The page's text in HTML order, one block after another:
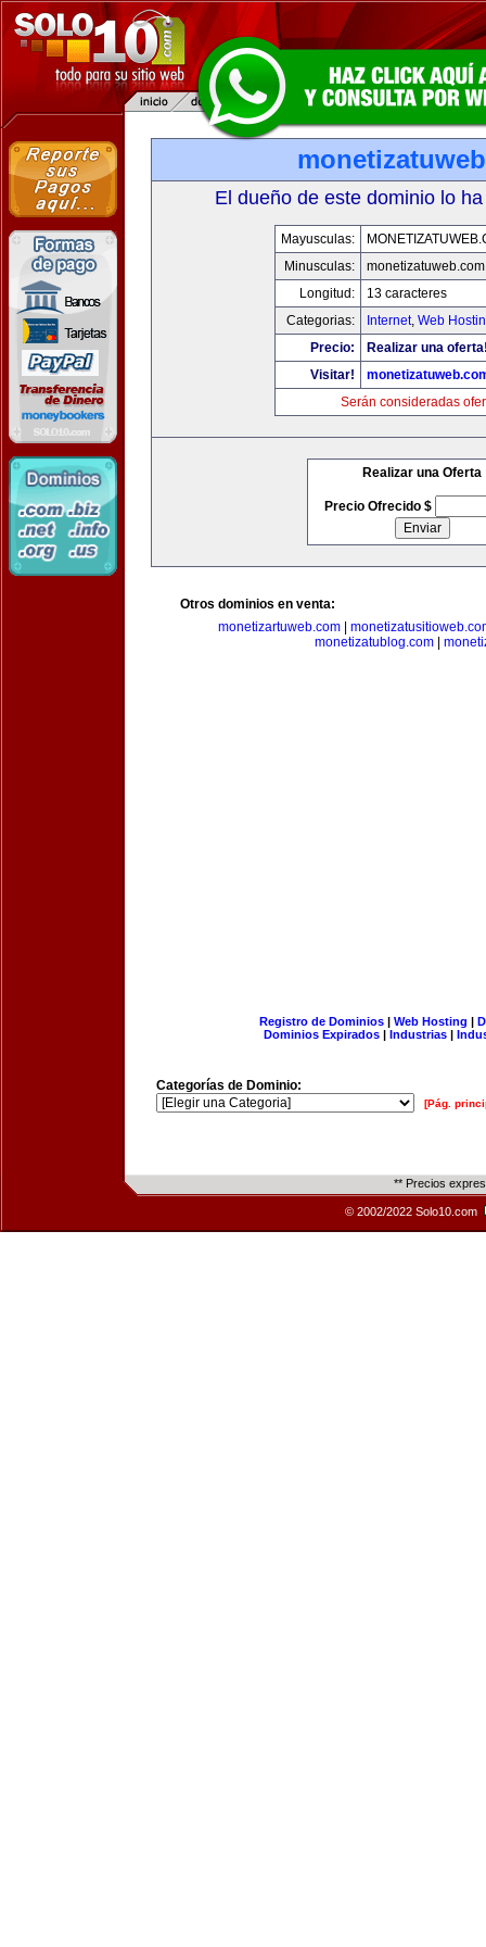
El dueño de este dominio lo
Mayusculas:
Minusculas:
monetizatuweb.com
Longitud:
13 caracteres
Categorias:
Internet, Web
Precio:
Realizar una
Visitar!
Serán consideradas
Realizar una Oferta
Precio Ofrecido $
Otros dominios en venta:
monetizartuweb.com|
monetizatublog.com|
Registro de Dominios| Web Hosting |
Dominios Expirados | Industrias |
Categorías de Dominio:
[Pág.
** Precios
© 2002/2022 Solo10.com